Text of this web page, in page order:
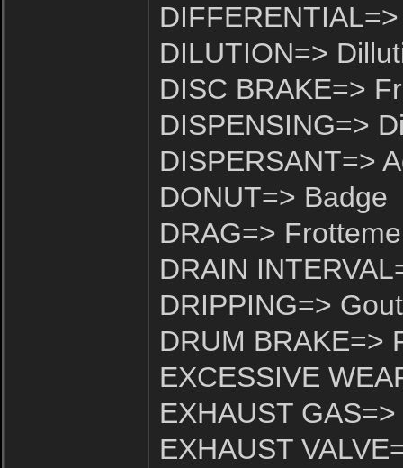
DILUTION=>
DISC BRAKE=>
DISPENSING=>
DISPERSANT=>
DONUT=> Badge
DRAG=>
DRAIN
DRIPPING=>
DRUM BRAKE=>
EXCESSIVE
EXHAUST
EXHAUST